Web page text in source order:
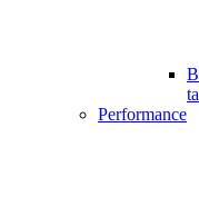
Performance